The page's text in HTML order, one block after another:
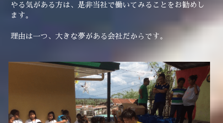
やる気がある方は、是非当社で働いてみることをお勧めし
ます。
理由は一つ、大きな夢がある会社だからです。